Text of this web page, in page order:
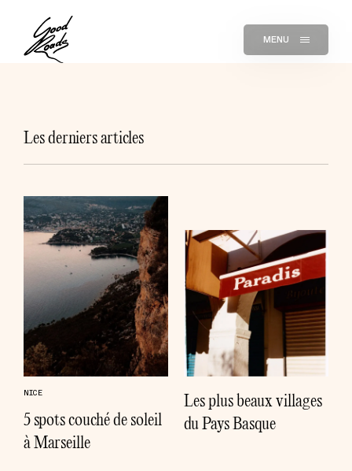
MENU
Les derniers articles
NICE
5 spots couché de soleil
à Marseille
Les plus beaux villages
du Pays Basque